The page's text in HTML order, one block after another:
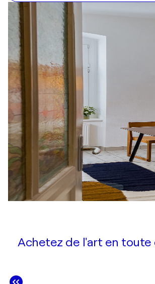
Achetez de l'art en toute